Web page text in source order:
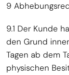
9
9.1 Der Kunde
den Grund
Tagen ab dem
physischen